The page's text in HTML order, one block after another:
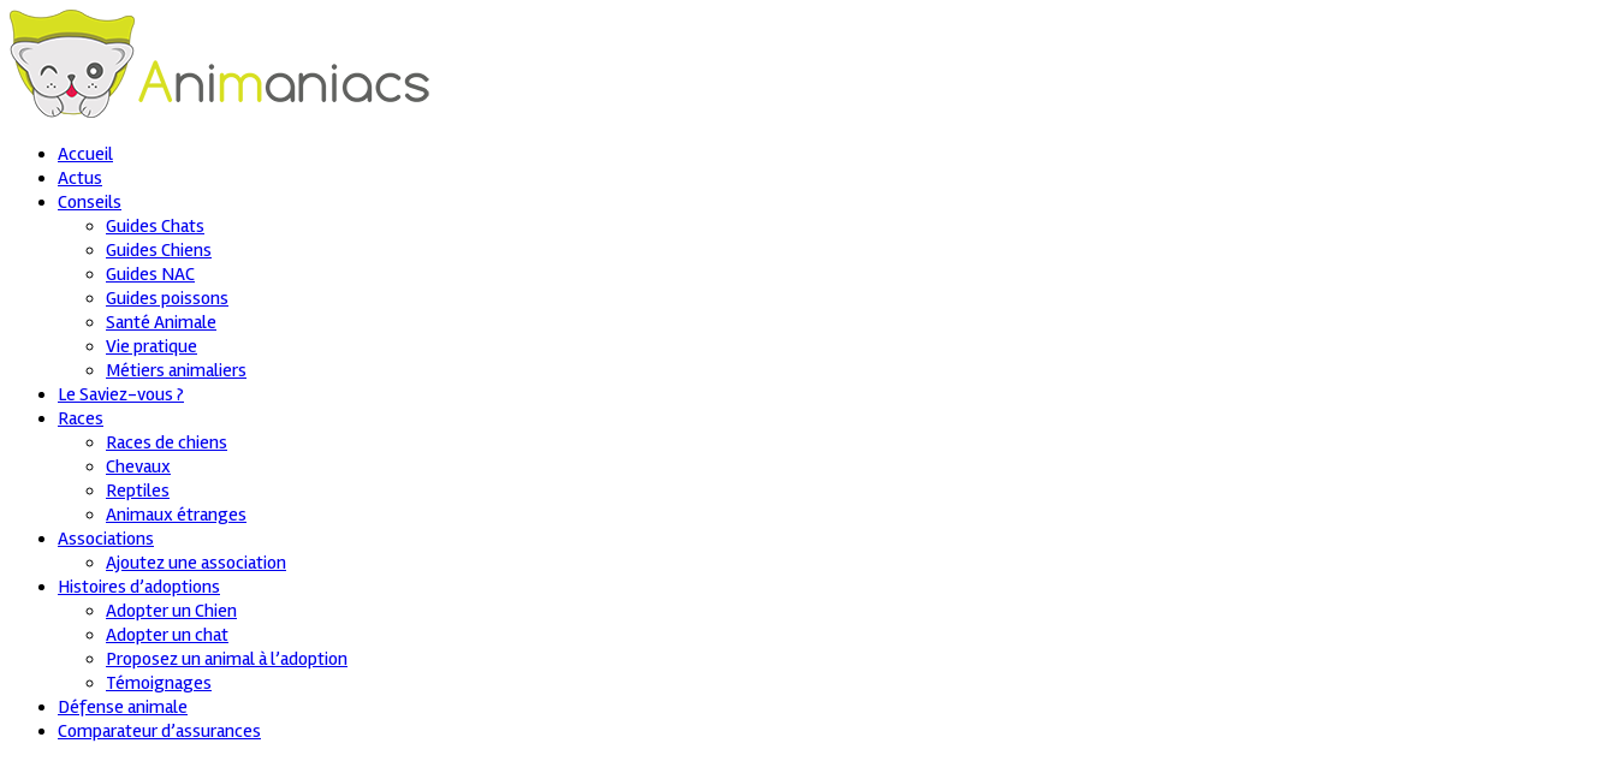
Accueil
Actus
Conseils
Guides Chats
Guides Chiens
Guides NAC
Guides poissons
Santé Animale
Vie pratique
Métiers animaliers
Le Saviez-vous ?
Races
Races de chiens
Chevaux
Reptiles
Animaux étranges
Associations
Ajoutez une association
Histoires d’adoptions
Adopter un Chien
Adopter un chat
Proposez un animal à l’adoption
Témoignages
Défense animale
Comparateur d’assurances